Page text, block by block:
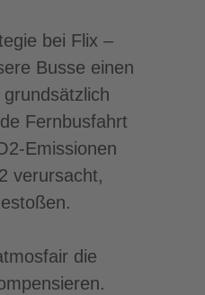
bei Flix –
Busse einen
Fernbusfahrt
Emissionen
verursacht,
die